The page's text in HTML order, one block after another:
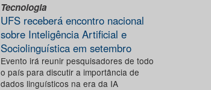
Tecnologia
UFS receberá encontro nacional
sobre Inteligência Artificial e
Sociolinguística em setembro
Evento irá reunir pesquisadores de todo
o país para discutir a importância de
dados linguísticos na era da IA